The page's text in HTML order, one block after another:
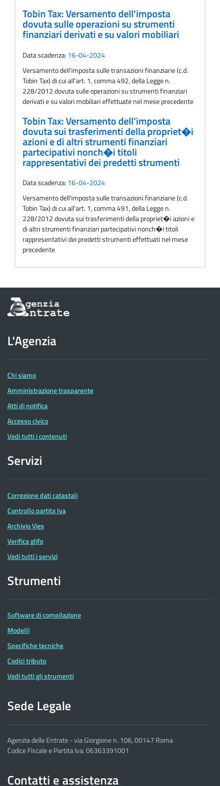
Tobin Tax: Versamento dell'imposta
dovuta sulle operazioni su strumenti
finanziari derivati e su valori mobiliari
Data scadenza: 16-04-2024
Versamento dell'imposta sulle transazioni finanziarie (c.d.
Tobin Tax) di cui all'art. 1, comma 492, della Legge n.
228/2012 dovuta sulle operazioni su strumenti finanziari
derivati e su valori mobiliari effettuate nel mese precedente
Tobin Tax: Versamento dell'imposta
dovuta sui trasferimenti della propriet�i
azioni e di altri strumenti finanziari
partecipativi nonch�i titoli
rappresentativi dei predetti strumenti
Data scadenza: 16-04-2024
Versamento dell'imposta sulle transazioni finanziarie (c.d.
Tobin Tax) di cui all'art. 1, comma 491, della Legge n.
228/2012 dovuta sui trasferimenti della propriet�i azioni e
di altri strumenti finanziari partecipativi nonch�i titoli
rappresentativi dei predetti strumenti effettuati nel mese
precedente
Informazioni
sul
dell'Agenzia
delle
Entrate
L'Agenzia
Chi siamo
Amministrazione trasparente
Atti di notifica
Accesso civico
Vedi tutti i contenuti
Servizi
Correzione dati catastali
Controllo partita Iva
Archivio Vies
Verifica glifo
Vedi tutti i servizi
Strumenti
Software di compilazione
Modelli
Specifiche tecniche
Codici tributo
Vedi tutti gli strumenti
Sede Legale
Agenzia delle Entrate - via Giorgione n. 106, 00147 Roma
Codice Fiscale e Partita Iva: 06363391001
Contatti e assistenza